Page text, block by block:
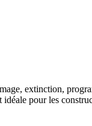
extinction,
pour les